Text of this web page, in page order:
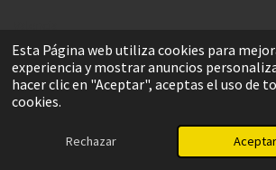
Esta Página web utiliza cookies para
experiencia y mostrar anuncios
hacer clic en "Aceptar", aceptas el uso de
cookies.
Rechazar Aceptar
Betera
Correo electrónico Teléfono